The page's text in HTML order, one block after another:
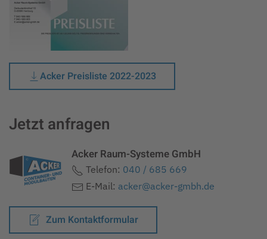
Acker Preisliste 2022-2023
Jetzt anfragen
Acker Raum-Systeme GmbH
Telefon: 040 / 685 669
E-Mail: acker@acker-gmbh.de
Zum Kontaktformular